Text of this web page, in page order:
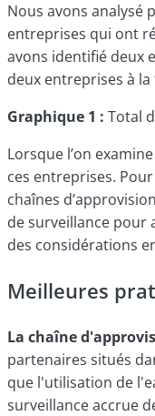
Nous avons analysé
entreprises qui ont
avons identifié deux
deux entreprises à
Graphique 1 : Total
Lorsque l’on
ces entreprises.
chaînes
de surveillance pour
des considérations
Meilleures
La chaîne
partenaires situés
que l'utilisation de
surveillance accrue